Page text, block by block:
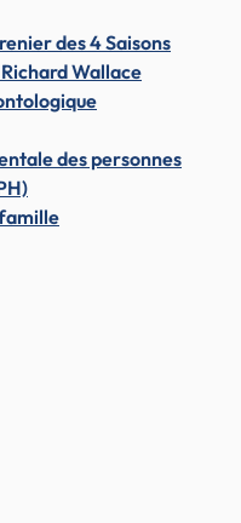
des 4 Saisons
Wallace
des personnes